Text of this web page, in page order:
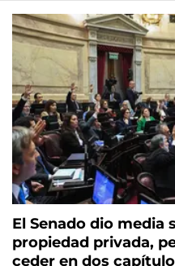
El Senado dio media
propiedad privada,
ceder en dos